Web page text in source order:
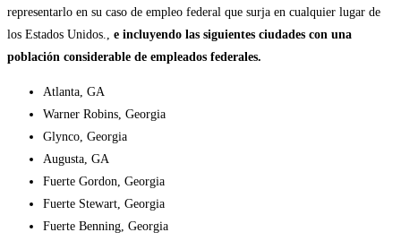
representarlo en su caso de empleo federal que surja en cualquier lugar de
los Estados Unidos., e incluyendo las siguientes ciudades con una
población considerable de empleados federales.
Atlanta, GA
Warner Robins, Georgia
Glynco, Georgia
Augusta, GA
Fuerte Gordon, Georgia
Fuerte Stewart, Georgia
Fuerte Benning, Georgia